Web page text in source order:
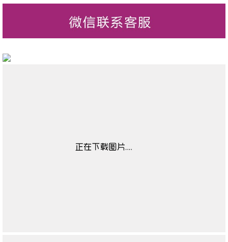
低帮鞋跟款式
无
低帮鞋闭合方式